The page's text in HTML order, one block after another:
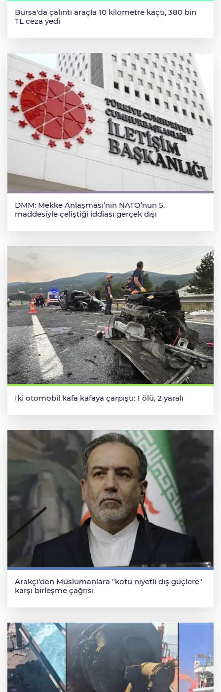
Bursa'da çalıntı araçla 10 kilometre kaçtı, 380 bin
TL ceza yedi
DMM: Mekke Anlaşması’nın NATO’nun 5.
maddesiyle çeliştiği iddiası gerçek dışı
İki otomobil kafa kafaya çarpıştı: 1 ölü, 2 yaralı
Arakçi'den Müslümanlara "kötü niyetli dış güçlere"
karşı birleşme çağrısı